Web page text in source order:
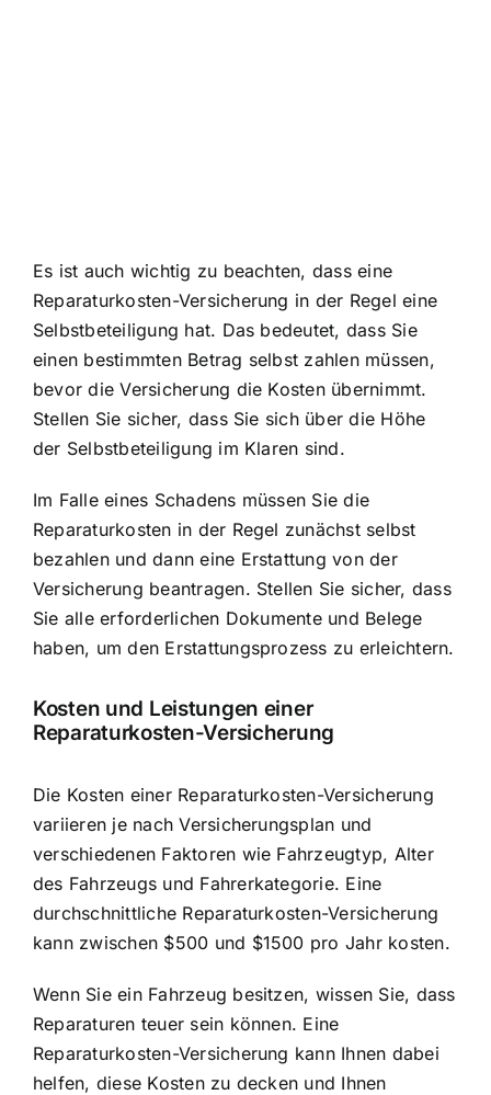
Es ist auch wichtig zu beachten, dass eine
Reparaturkosten-Versicherung in der Regel eine
Selbstbeteiligung hat. Das bedeutet, dass Sie
einen bestimmten Betrag selbst zahlen müssen,
bevor die Versicherung die Kosten übernimmt.
Stellen Sie sicher, dass Sie sich über die Höhe
der Selbstbeteiligung im Klaren sind.
Im Falle eines Schadens müssen Sie die
Reparaturkosten in der Regel zunächst selbst
bezahlen und dann eine Erstattung von der
Versicherung beantragen. Stellen Sie sicher, dass
Sie alle erforderlichen Dokumente und Belege
haben, um den Erstattungsprozess zu erleichtern.
Kosten und Leistungen einer
Reparaturkosten-Versicherung
Die Kosten einer Reparaturkosten-Versicherung
variieren je nach Versicherungsplan und
verschiedenen Faktoren wie Fahrzeugtyp, Alter
des Fahrzeugs und Fahrerkategorie. Eine
durchschnittliche Reparaturkosten-Versicherung
kann zwischen $500 und $1500 pro Jahr kosten.
Wenn Sie ein Fahrzeug besitzen, wissen Sie, dass
Reparaturen teuer sein können. Eine
Reparaturkosten-Versicherung kann Ihnen dabei
helfen, diese Kosten zu decken und Ihnen